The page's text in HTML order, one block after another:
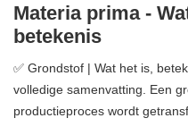
Materia prima -
betekenis
✅ Grondstof | Wat het is,
volledige samenvatting. Een
productieproces wordt